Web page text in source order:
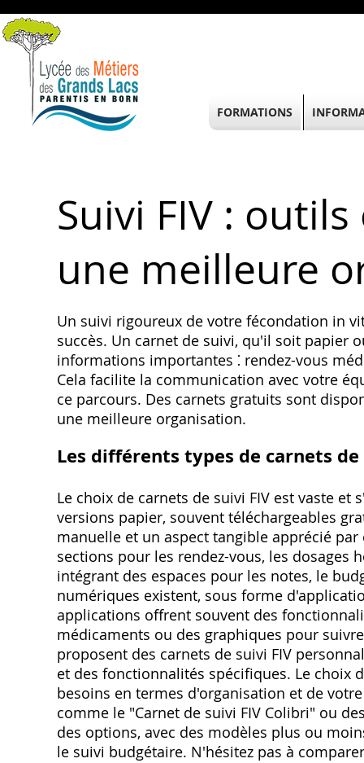
Suivi FIV :
une meilleure
Un suivi rigoureux de votre fécondation in
succès. Un carnet de suivi, qu'il soit papier
informations importantes ⁚ rendez-vous
Cela facilite la communication avec votre
ce parcours. Des carnets gratuits sont
une meilleure organisation.
Les différents types de carnets
Le choix de carnets de suivi FIV est vaste
versions papier, souvent téléchargeables
manuelle et un aspect tangible apprécié
sections pour les rendez-vous, les
intégrant des espaces pour les notes, le
numériques existent, sous forme
applications offrent souvent des
médicaments ou des graphiques pour
proposent des carnets de suivi FIV
et des fonctionnalités spécifiques. Le choix
besoins en termes d'organisation et de
comme le "Carnet de suivi FIV Colibri" ou
des options, avec des modèles plus ou
le suivi budgétaire. N'hésitez pas à
FORMATIONS